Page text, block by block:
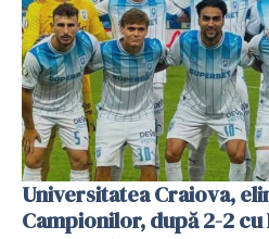
Universitatea Craiova,
Campionilor, după 2-2 cu